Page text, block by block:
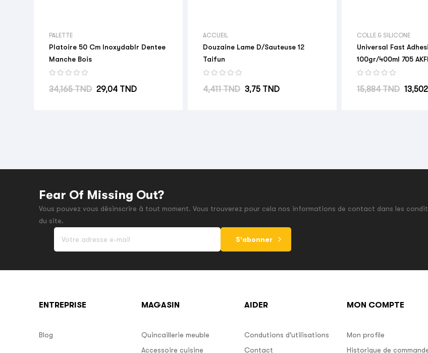
PALETTE
Platoire 50 Cm Inoxydablr Dentee
Manche Bois
Prix habituel
34,165 TND Prix
29,04 TND
ACCUEIL
Douzaine Lame D/Sauteuse 12
Taifun
Prix habituel
4,411 TND Prix
3,75 TND
COLLE & SILICONE
Universal Fast
100gr/400ml 705
Prix habituel
15,884 TND Prix
Fear Of Missing Out?
Vous pouvez vous désinscrire à tout moment. Vous trouverez pour cela nos informations de contact dans les
du site.
S'abonner
ENTREPRISE
Blog
MAGASIN
Quincaillerie meuble
Accessoire cuisine
AIDER
Condutions d'utilisations
Contact
MON COMPTE
Mon profile
Historique de